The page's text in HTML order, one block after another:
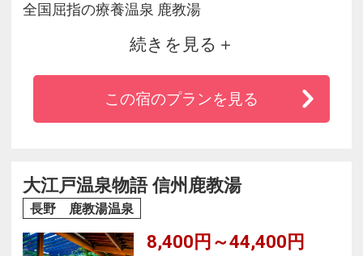
全国屈指の療養温泉 鹿教湯
あなたの元気を取り戻す「森の中の温泉プー
ル」
ル！
施設内にトレーニングルームやプールがあり専
好評。
続きを見る
この宿のプランを見る
大江戸温泉物語 信州鹿教湯
長野 鹿教湯温泉
8,400円～44,400円